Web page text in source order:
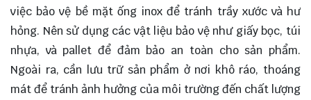
việc bảo vệ bề mặt ống inox để tránh trầy xước và hư
hỏng. Nên sử dụng các vật liệu bảo vệ như giấy bọc, túi
nhựa, và pallet để đảm bảo an toàn cho sản phẩm.
Ngoài ra, cần lưu trữ sản phẩm ở nơi khô ráo, thoáng
mát để tránh ảnh hưởng của môi trường đến chất lượng